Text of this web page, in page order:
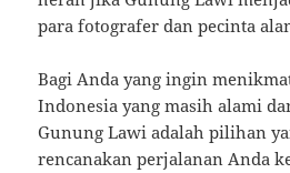
para fotografer dan pecinta
Bagi Anda yang ingin
Indonesia yang masih alami
Gunung Lawi adalah pilihan
rencanakan perjalanan Anda